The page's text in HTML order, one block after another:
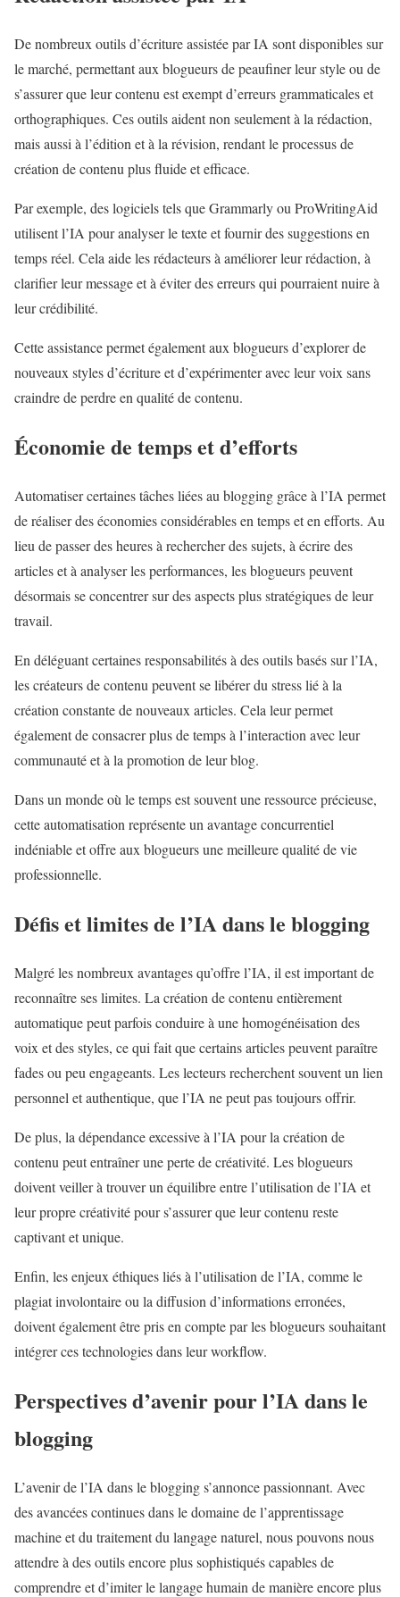
De nombreux outils d’écriture assistée par IA sont disponibles sur
le marché, permettant aux blogueurs de peaufiner leur style ou de
s’assurer que leur contenu est exempt d’erreurs grammaticales et
orthographiques. Ces outils aident non seulement à la rédaction,
mais aussi à l’édition et à la révision, rendant le processus de
création de contenu plus fluide et efficace.
Par exemple, des logiciels tels que Grammarly ou ProWritingAid
utilisent l’IA pour analyser le texte et fournir des suggestions en
temps réel. Cela aide les rédacteurs à améliorer leur rédaction, à
clarifier leur message et à éviter des erreurs qui pourraient nuire à
leur crédibilité.
Cette assistance permet également aux blogueurs d’explorer de
nouveaux styles d’écriture et d’expérimenter avec leur voix sans
craindre de perdre en qualité de contenu.
Économie de temps et d’efforts
Automatiser certaines tâches liées au blogging grâce à l’IA permet
de réaliser des économies considérables en temps et en efforts. Au
lieu de passer des heures à rechercher des sujets, à écrire des
articles et à analyser les performances, les blogueurs peuvent
désormais se concentrer sur des aspects plus stratégiques de leur
travail.
En déléguant certaines responsabilités à des outils basés sur l’IA,
les créateurs de contenu peuvent se libérer du stress lié à la
création constante de nouveaux articles. Cela leur permet
également de consacrer plus de temps à l’interaction avec leur
communauté et à la promotion de leur blog.
Dans un monde où le temps est souvent une ressource précieuse,
cette automatisation représente un avantage concurrentiel
indéniable et offre aux blogueurs une meilleure qualité de vie
professionnelle.
Défis et limites de l’IA dans le blogging
Malgré les nombreux avantages qu’offre l’IA, il est important de
reconnaître ses limites. La création de contenu entièrement
automatique peut parfois conduire à une homogénéisation des
voix et des styles, ce qui fait que certains articles peuvent paraître
fades ou peu engageants. Les lecteurs recherchent souvent un lien
personnel et authentique, que l’IA ne peut pas toujours offrir.
De plus, la dépendance excessive à l’IA pour la création de
contenu peut entraîner une perte de créativité. Les blogueurs
doivent veiller à trouver un équilibre entre l’utilisation de l’IA et
leur propre créativité pour s’assurer que leur contenu reste
captivant et unique.
Enfin, les enjeux éthiques liés à l’utilisation de l’IA, comme le
plagiat involontaire ou la diffusion d’informations erronées,
doivent également être pris en compte par les blogueurs souhaitant
intégrer ces technologies dans leur workflow.
Perspectives d’avenir pour l’IA dans le
blogging
L’avenir de l’IA dans le blogging s’annonce passionnant. Avec
des avancées continues dans le domaine de l’apprentissage
machine et du traitement du langage naturel, nous pouvons nous
attendre à des outils encore plus sophistiqués capables de
comprendre et d’imiter le langage humain de manière encore plus